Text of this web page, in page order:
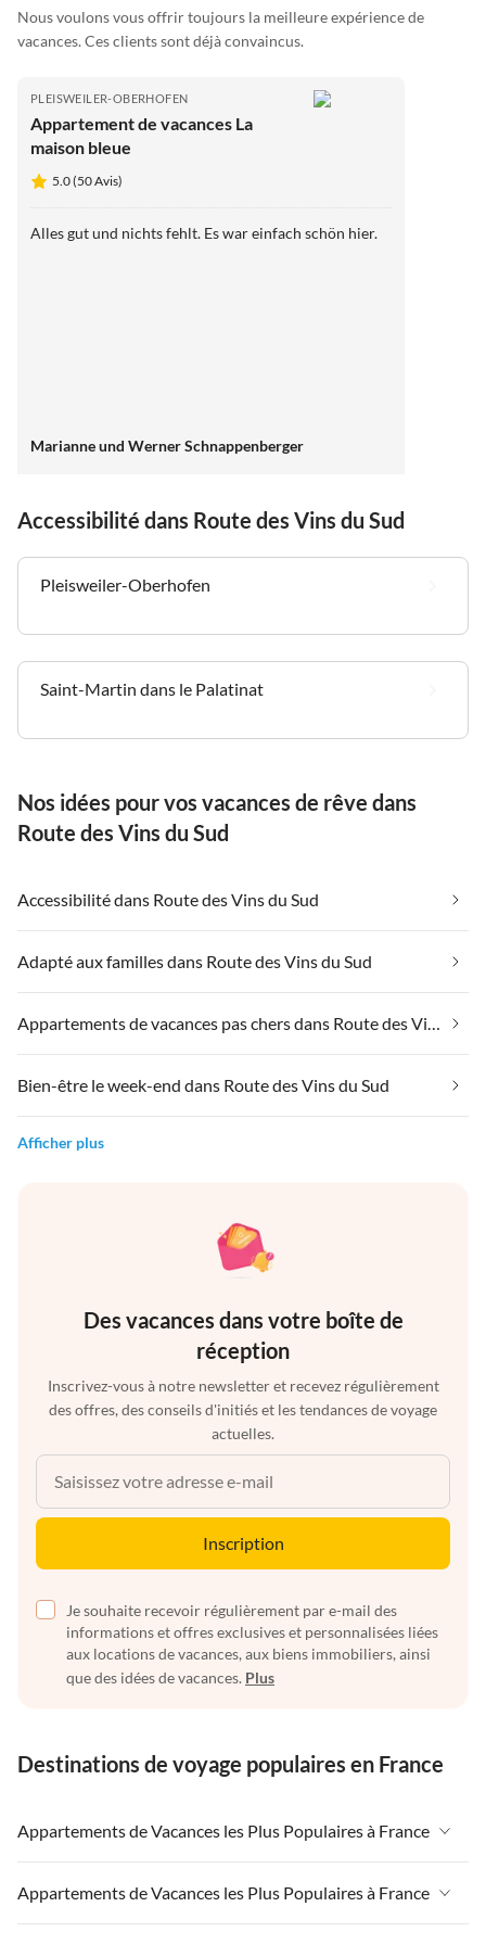
Nous voulons vous offrir toujours la meilleure expérience de
vacances. Ces clients sont déjà convaincus.
PLEISWEILER-OBERHOFEN
Appartement de vacances La
maison bleue
5.0 (50 Avis)
Alles gut und nichts fehlt. Es war einfach schön hier.
Marianne und Werner Schnappenberger
Accessibilité dans Route des Vins du Sud
Pleisweiler-Oberhofen
Saint-Martin dans le Palatinat
Nos idées pour vos vacances de rêve dans
Route des Vins du Sud
Accessibilité dans Route des Vins du Sud
Adapté aux familles dans Route des Vins du Sud
Appartements de vacances pas chers dans Route des Vins du Sud
Bien-être le week-end dans Route des Vins du Sud
Afficher plus
Des vacances dans votre boîte de
réception
Inscrivez-vous à notre newsletter et recevez régulièrement
des offres, des conseils d'initiés et les tendances de voyage
actuelles.
Inscription
Je souhaite recevoir régulièrement par e-mail des
informations et offres exclusives et personnalisées liées
aux locations de vacances, aux biens immobiliers, ainsi
que des idées de vacances. Plus
Destinations de voyage populaires en France
Appartements de Vacances les Plus Populaires à France
Appartements de Vacances à France
Appartements de Vacances à Paris-Ile de France
Appartements de Vacances les Plus Populaires à France